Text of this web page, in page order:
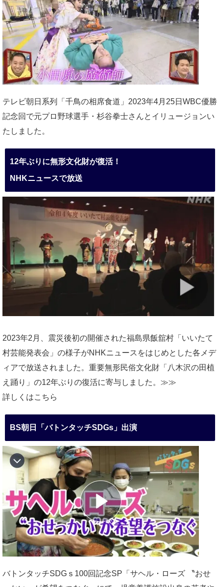
テレビ朝日系列「千鳥の相席食道」2023年4月25日WBC優勝
記念回で元プロ野球選手・杉谷拳士さんとイリュージョンい
たしました。
12年ぶりに無形文化財が復活！
NHKニュースで放送
2023年2月、震災後初の開催された福島県飯舘村「いいたて
村芸能発表会」の様子がNHKニュースをはじめとした各メデ
ィアで放送されました。重要無形民俗文化財「八木沢の田植
え踊り」の12年ぶりの復活に寄与しました。≫≫
詳しくはこちら
BS朝日「バトンタッチSDGs」出演
バトンタッチSDGｓ100回記念SP「サヘル・ローズ 〝おせ